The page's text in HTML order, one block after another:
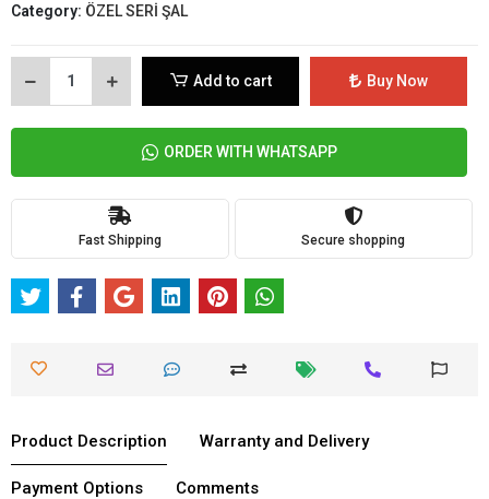
Category: ÖZEL SERİ ŞAL
Add to cart Buy Now
ORDER WITH WHATSAPP
Fast Shipping Secure shopping
Product Description Warranty and Delivery
Payment Options Comments